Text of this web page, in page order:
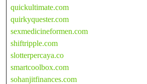
quickultimate.com
quirkyquester.com
sexmedicineformen.com
shiftripple.com
slotterpercaya.co
smartcoolbox.com
sohanjitfinances.com